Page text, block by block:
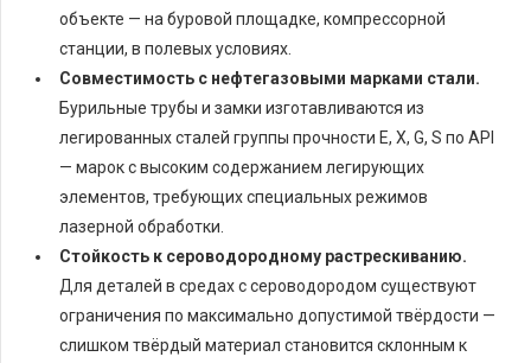
объекте — на буровой площадке, компрессорной
станции, в полевых условиях.
Совместимость с нефтегазовыми марками стали.
Бурильные трубы и замки изготавливаются из
легированных сталей группы прочности Е, X, G, S по API
— марок с высоким содержанием легирующих
элементов, требующих специальных режимов
лазерной обработки.
Стойкость к сероводородному растрескиванию.
Для деталей в средах с сероводородом существуют
ограничения по максимально допустимой твёрдости —
слишком твёрдый материал становится склонным к